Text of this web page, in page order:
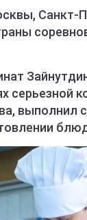
Санкт-
серьезной
выполнил